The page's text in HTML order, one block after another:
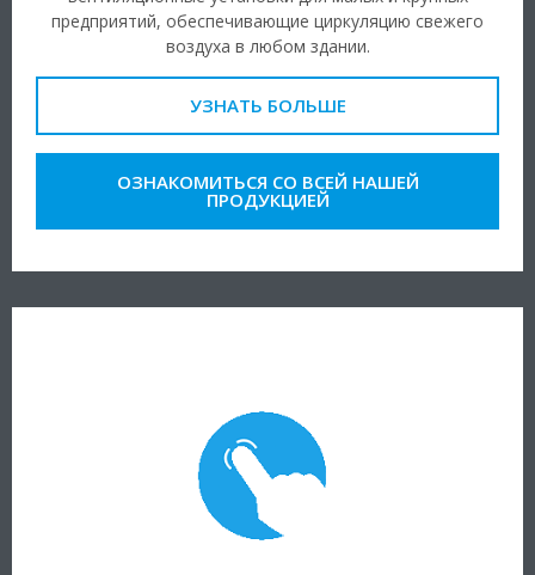
предприятий, обеспечивающие циркуляцию свежего
воздуха в любом здании.
УЗНАТЬ БОЛЬШЕ
ОЗНАКОМИТЬСЯ СО ВСЕЙ НАШЕЙ
ПРОДУКЦИЕЙ